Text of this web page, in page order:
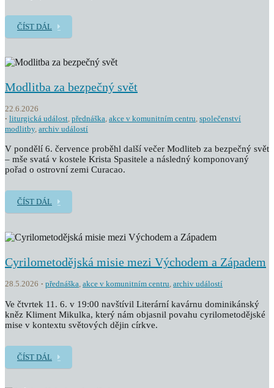
ČÍST DÁL
Modlitba za bezpečný svět
22.6.2026
liturgická událost, přednáška, akce v komunitním centru, společenství
modlitby, archiv událostí
V pondělí 6. července proběhl další večer Modliteb za bezpečný svět
– mše svatá v kostele Krista Spasitele a následný komponovaný
pořad o ostrovní zemi Curacao.
ČÍST DÁL
Cyrilometodějská misie mezi Východem a Západem
28.5.2026 přednáška, akce v komunitním centru, archiv událostí
Ve čtvrtek 11. 6. v 19:00 navštívil Literární kavárnu dominikánský
kněz Kliment Mikulka, který nám objasnil povahu cyrilometodějské
mise v kontextu světových dějin církve.
ČÍST DÁL